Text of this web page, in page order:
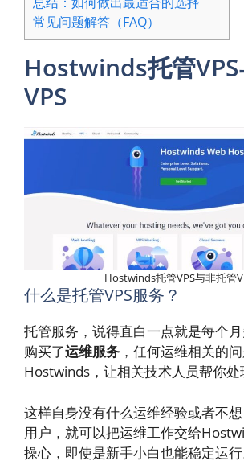
常见问题解答（FAQ）
Hostwinds托管
VPS
Hostwinds托管VPS与非托管
什么是托管VPS服务？
托管服务，说得直白一点就是每个
购买了运维服务 ，任何运维相关的
Hostwinds，让相关技术人员帮你处
这样自身没有什么运维经验或者不
用户，就可以把运维工作交给
操心，即使是新手小白也能稳定运行